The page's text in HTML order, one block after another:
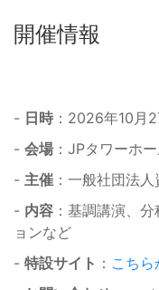
開催情報
- 日時：2026年10月
- 会場 ：JPタワーホ
- 主催 ：一般社団法
- 内容 ：基調講演、
ョンなど
- 特設サイト ： こちら